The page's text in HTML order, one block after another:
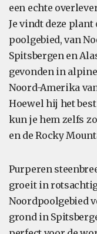
een echte
Je vindt deze
poolgebied, van
Spitsbergen en
gevonden in
Noord-Amerika
Hoewel hij het
kun je hem zelfs
en de Rocky
Purperen
groeit in
Noordpoolgebied
grond in